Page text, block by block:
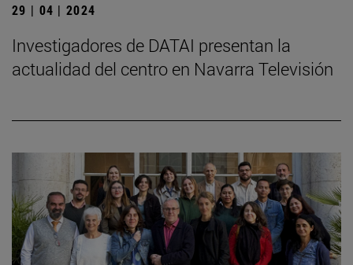
29 | 04 | 2024
Investigadores de DATAI presentan la
actualidad del centro en Navarra Televisión